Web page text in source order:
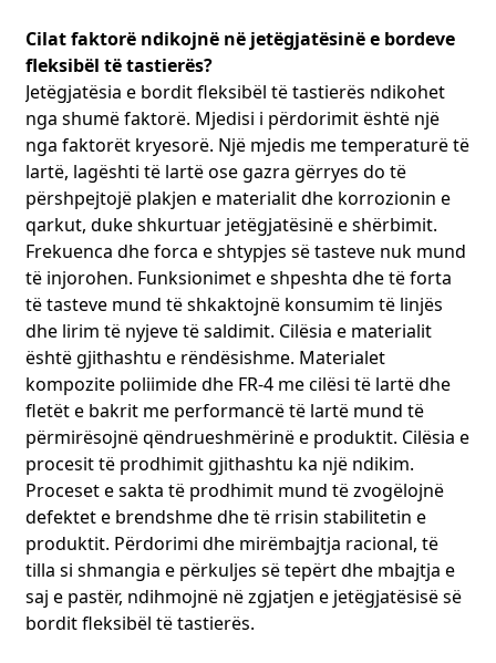
Cilat faktorë ndikojnë në jetëgjatësinë e bordeve
fleksibël të tastierës?
Jetëgjatësia e bordit fleksibël të tastierës ndikohet
nga shumë faktorë. Mjedisi i përdorimit është një
nga faktorët kryesorë. Një mjedis me temperaturë të
lartë, lagështi të lartë ose gazra gërryes do të
përshpejtojë plakjen e materialit dhe korrozionin e
qarkut, duke shkurtuar jetëgjatësinë e shërbimit.
Frekuenca dhe forca e shtypjes së tasteve nuk mund
të injorohen. Funksionimet e shpeshta dhe të forta
të tasteve mund të shkaktojnë konsumim të linjës
dhe lirim të nyjeve të saldimit. Cilësia e materialit
është gjithashtu e rëndësishme. Materialet
kompozite poliimide dhe FR-4 me cilësi të lartë dhe
fletët e bakrit me performancë të lartë mund të
përmirësojnë qëndrueshmërinë e produktit. Cilësia e
procesit të prodhimit gjithashtu ka një ndikim.
Proceset e sakta të prodhimit mund të zvogëlojnë
defektet e brendshme dhe të rrisin stabilitetin e
produktit. Përdorimi dhe mirëmbajtja racional, të
tilla si shmangia e përkuljes së tepërt dhe mbajtja e
saj e pastër, ndihmojnë në zgjatjen e jetëgjatësisë së
bordit fleksibël të tastierës.